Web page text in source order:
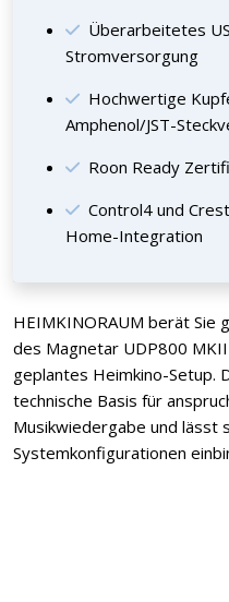
Überarbeitetes
Stromversorgung
Hochwertige
Amphenol/JST-
Roon Ready
Control4 und
Home-Integration
HEIMKINORAUM berät Sie
des Magnetar UDP800
geplantes Heimkino-Setup.
technische Basis für
Musikwiedergabe und lässt
Systemkonfigurationen